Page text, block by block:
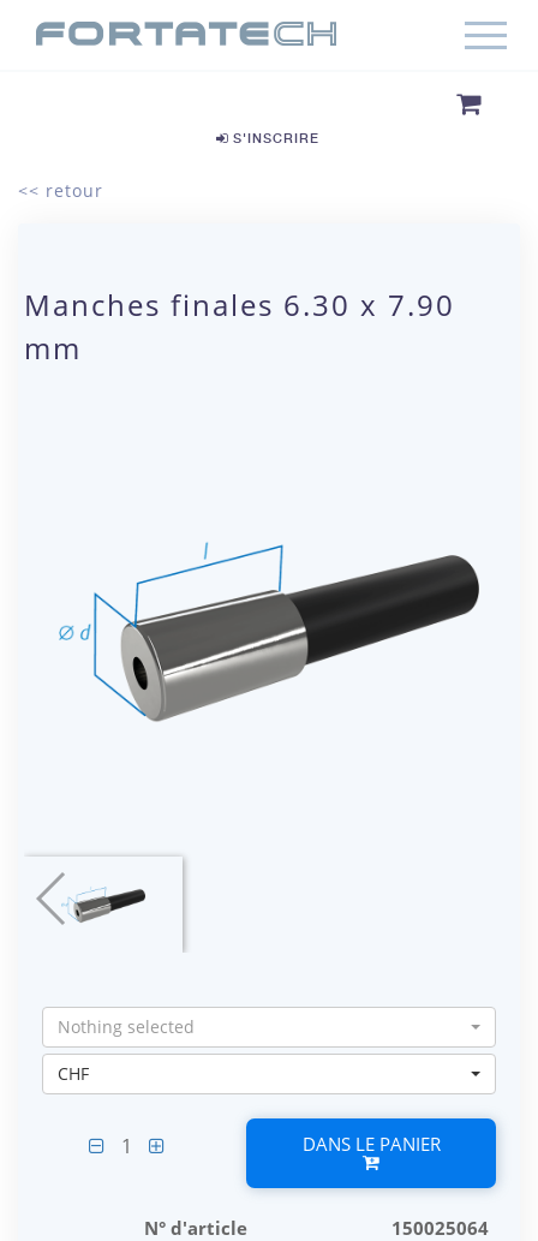
S'INSCRIRE
<< retour
Manches finales 6.30 x 7.90
mm
Nothing selected
CHF
1 DANS LE PANIER
N° d'article
150025064